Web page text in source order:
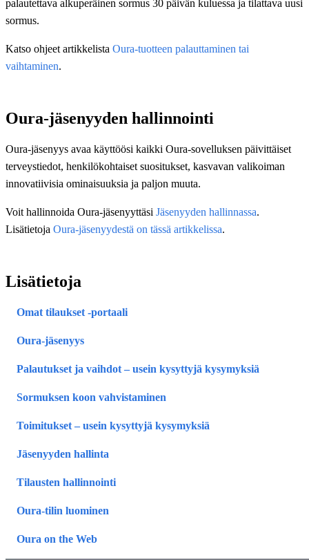
palautettava alkuperäinen sormus 30 päivän kuluessa ja tilattava uusi
sormus.
Katso ohjeet artikkelista Oura-tuotteen palauttaminen tai
vaihtaminen.
Oura-jäsenyyden hallinnointi
Oura-jäsenyys avaa käyttöösi kaikki Oura-sovelluksen päivittäiset
terveystiedot, henkilökohtaiset suositukset, kasvavan valikoiman
innovatiivisia ominaisuuksia ja paljon muuta.
Voit hallinnoida Oura-jäsenyyttäsi Jäsenyyden hallinnassa.
Lisätietoja Oura-jäsenyydestä on tässä artikkelissa.
Lisätietoja
Omat tilaukset ‑portaali
Oura-jäsenyys
Palautukset ja vaihdot – usein kysyttyjä kysymyksiä
Sormuksen koon vahvistaminen
Toimitukset – usein kysyttyjä kysymyksiä
Jäsenyyden hallinta
Tilausten hallinnointi
Oura-tilin luominen
Oura on the Web